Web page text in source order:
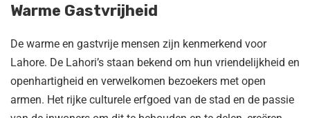
Warme Gastvrijheid
De warme en gastvrije mensen zijn kenmerkend voor
Lahore. De Lahori’s staan bekend om hun vriendelijkheid en
openhartigheid en verwelkomen bezoekers met open
armen. Het rijke culturele erfgoed van de stad en de passie